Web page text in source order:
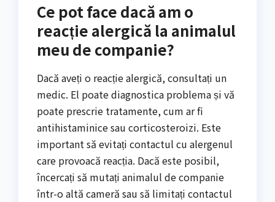
Ce pot face dacă am o
reacție alergică la animalul
meu de companie?
Dacă aveți o reacție alergică, consultați un
medic. El poate diagnostica problema și vă
poate prescrie tratamente, cum ar fi
antihistaminice sau corticosteroizi. Este
important să evitați contactul cu alergenul
care provoacă reacția. Dacă este posibil,
încercați să mutați animalul de companie
într-o altă cameră sau să limitați contactul